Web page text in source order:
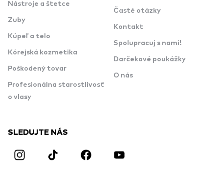
Nástroje a štetce
Zuby
Kúpeľ a telo
Kórejská kozmetika
Poškodený tovar
Profesionálna starostlivosť
o vlasy
Časté otázky
Kontakt
Spolupracuj s nami!
Darčekové poukážky
O nás
SLEDUJTE NÁS